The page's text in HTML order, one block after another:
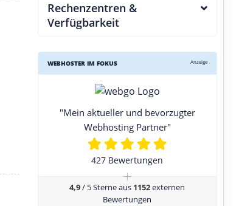
Rechenzentren &
Verfügbarkeit
WEBHOSTER IM FOKUS Anzeige
"Mein aktueller und bevorzugter
Webhosting Partner"
427 Bewertungen
+
4,9/ 5 Sterne aus 1152externen
Bewertungen